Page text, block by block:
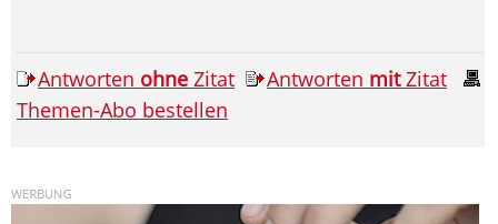
Antworten ohne Zitat Antworten mitZitat
Themen-Abo bestellen